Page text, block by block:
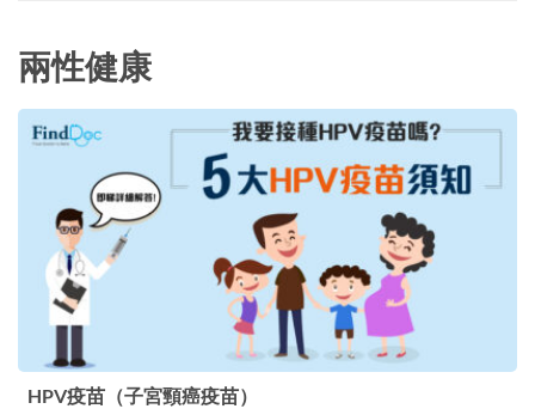
兩性健康
HPV疫苗（子宮頸癌疫苗）